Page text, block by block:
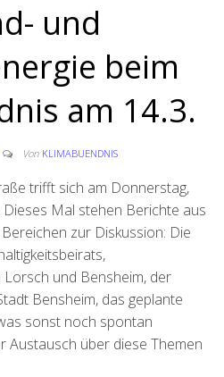
und
beim
am 14.3.
Von KLIMABUENDNIS
trifft sich am Donnerstag,
Dieses Mal stehen Berichte aus
zur Diskussion: Die
und Bensheim, der
Bensheim, das geplante
sonst noch spontan
Austausch über diese Themen